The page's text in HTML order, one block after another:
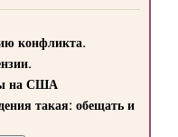
конфликта.
на США
такая: обещать и